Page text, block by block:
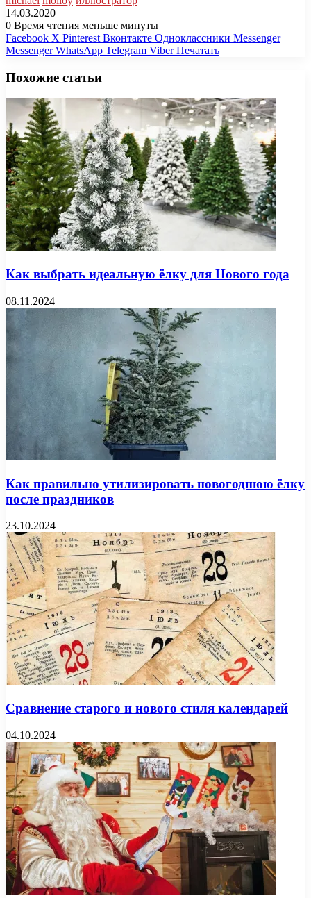
14.03.2020
0 Время чтения меньше минуты
Facebook X Pinterest Вконтакте Одноклассники Messenger
Messenger WhatsApp Telegram Viber Печатать
Похожие статьи
Как выбрать идеальную ёлку для Нового года
08.11.2024
Как правильно утилизировать новогоднюю ёлку
после праздников
23.10.2024
Сравнение старого и нового стиля календарей
04.10.2024